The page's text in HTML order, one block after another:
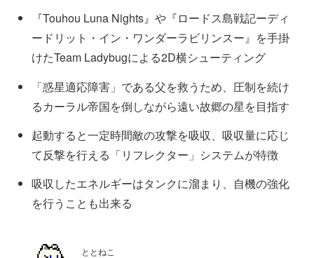
『Touhou Luna Nights』や『ロードス島戦記ーディ
ードリット・イン・ワンダーラビリンスー』を手掛
けたTeam Ladybugによる2D横シューティング
「惑星適応障害」である父を救うため、圧制を続け
るカーラル帝国を倒しながら遠い故郷の星を目指す
起動すると一定時間敵の攻撃を吸収、吸収量に応じ
て反撃を行える「リフレクター」システムが特徴
吸収したエネルギーはタンクに溜まり、自機の強化
を行うことも出来る
ととねこ